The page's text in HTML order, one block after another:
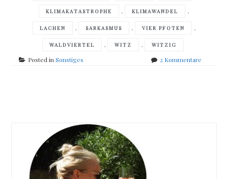
KLIMAKATASTROPHE , KLIMAWANDEL ,
LACHEN , SARKASMUS , VIER PFOTEN ,
WALDVIERTEL , WITZ , WITZIG
Posted inSonstiges 2 Kommentarezu
navigation